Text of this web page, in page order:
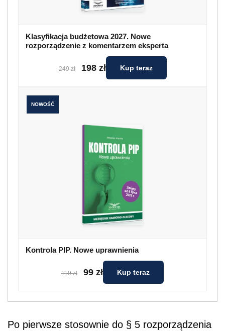
Klasyfikacja budżetowa 2027. Nowe
rozporządzenie z komentarzem eksperta
249 zł 198 zł Kup teraz
NOWOŚĆ
Kontrola PIP. Nowe uprawnienia
119 zł 99 zł Kup teraz
Po pierwsze stosownie do § 5 rozporządzenia